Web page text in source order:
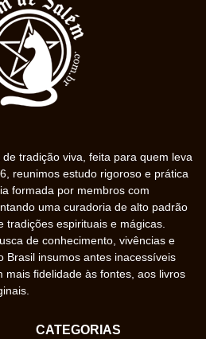
tradição viva, feita para quem leva
reunimos estudo rigoroso e prática
formada por membros com
uma curadoria de alto padrão
espirituais e mágicas.
de conhecimento, vivências e
Brasil insumos antes inacessíveis
mais fidelidade às fontes, aos livros
CATEGORIAS